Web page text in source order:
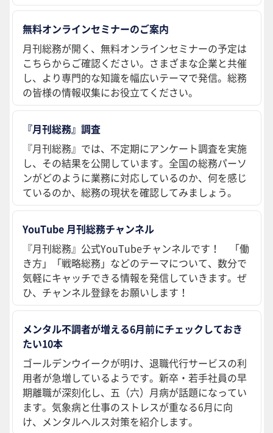
無料オンラインセミナーのご案内
月刊総務が開く、無料オンラインセミナーの予定は
こちらからご確認ください。さまざまな企業と共催
し、より専門的な知識を幅広いテーマで発信。総務
の皆様の情報収集にお役立てください。
『月刊総務』調査
『月刊総務』では、不定期にアンケート調査を実施
し、その結果を公開しています。全国の総務パーソ
ンがどのように業務に対応しているのか、何を感じ
ているのか、総務の現状を確認してみましょう。
YouTube 月刊総務チャンネル
『月刊総務』公式YouTubeチャンネルです！ 「働
き方」「戦略総務」などのテーマについて、数分で
気軽にキャッチできる情報を発信していきます。ぜ
ひ、チャンネル登録をお願いします！
メンタル不調者が増える6月前にチェックしておき
たい10本
ゴールデンウイークが明け、退職代行サービスの利
用者が急増しているようです。新卒・若手社員の早
期離職が深刻化し、五（六）月病が話題になってい
ます。気象病と仕事のストレスが重なる6月に向
け、メンタルヘルス対策を紹介します。